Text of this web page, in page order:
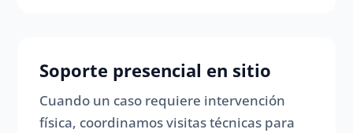
Soporte presencial en sitio
Cuando un caso requiere intervención
física, coordinamos visitas técnicas para